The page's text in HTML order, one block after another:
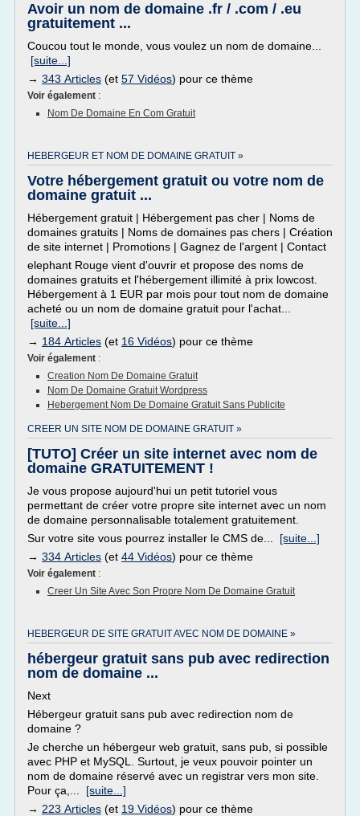
Avoir un nom de domaine .fr / .com / .eu
gratuitement ...
Coucou tout le monde, vous voulez un nom de domaine...
[suite...]
→ 343 Articles (et 57 Vidéos) pour ce thème
Voir également :
Nom De Domaine En Com Gratuit
HEBERGEUR ET NOM DE DOMAINE GRATUIT »
Votre hébergement gratuit ou votre nom de
domaine gratuit ...
Hébergement gratuit | Hébergement pas cher | Noms de
domaines gratuits | Noms de domaines pas chers | Création
de site internet | Promotions | Gagnez de l'argent | Contact
elephant Rouge vient d'ouvrir et propose des noms de
domaines gratuits et l'hébergement illimité à prix lowcost.
Hébergement à 1 EUR par mois pour tout nom de domaine
acheté ou un nom de domaine gratuit pour l'achat...
[suite...]
→ 184 Articles (et 16 Vidéos) pour ce thème
Voir également :
Creation Nom De Domaine Gratuit
Nom De Domaine Gratuit Wordpress
Hebergement Nom De Domaine Gratuit Sans Publicite
CREER UN SITE NOM DE DOMAINE GRATUIT »
[TUTO] Créer un site internet avec nom de
domaine GRATUITEMENT !
Je vous propose aujourd'hui un petit tutoriel vous
permettant de créer votre propre site internet avec un nom
de domaine personnalisable totalement gratuitement.
Sur votre site vous pourrez installer le CMS de... [suite...]
→ 334 Articles (et 44 Vidéos) pour ce thème
Voir également :
Creer Un Site Avec Son Propre Nom De Domaine Gratuit
HEBERGEUR DE SITE GRATUIT AVEC NOM DE DOMAINE »
hébergeur gratuit sans pub avec redirection
nom de domaine ...
Next
Hébergeur gratuit sans pub avec redirection nom de
domaine ?
Je cherche un hébergeur web gratuit, sans pub, si possible
avec PHP et MySQL. Surtout, je veux pouvoir pointer un
nom de domaine réservé avec un registrar vers mon site.
Pour ça,... [suite...]
→ 223 Articles (et 19 Vidéos) pour ce thème